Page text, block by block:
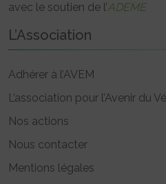
avec le soutien de l’ADEME
L’Association
Adhérer à l’AVEM
L’association pour l’Avenir du
Nos actions
Nous contacter
Mentions légales